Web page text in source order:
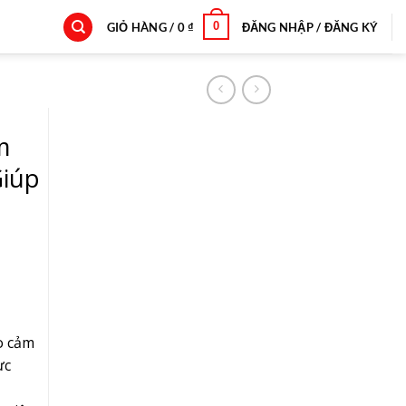
GIỎ HÀNG / 0₫ 0 ĐĂNG NHẬP / ĐĂNG KÝ
cảm